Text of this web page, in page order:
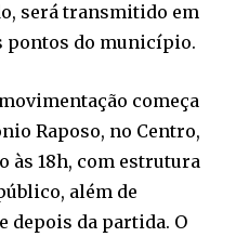
será transmitido em
pontos do município.
começa
Raposo, no Centro,
às 18h, com estrutura
além de
depois da partida. O